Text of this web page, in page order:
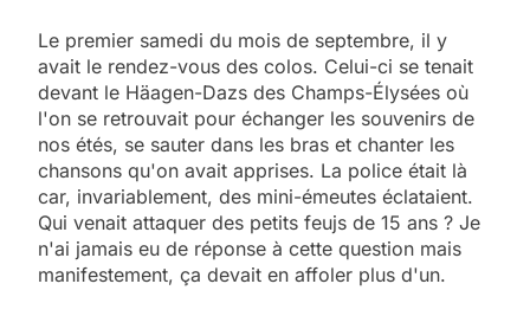
Le premier samedi du mois de septembre, il y
avait le rendez-vous des colos. Celui-ci se tenait
devant le Häagen-Dazs des Champs-Élysées où
l'on se retrouvait pour échanger les souvenirs de
nos étés, se sauter dans les bras et chanter les
chansons qu'on avait apprises. La police était là
car, invariablement, des mini-émeutes éclataient.
Qui venait attaquer des petits feujs de 15 ans ? Je
n'ai jamais eu de réponse à cette question mais
manifestement, ça devait en affoler plus d'un.